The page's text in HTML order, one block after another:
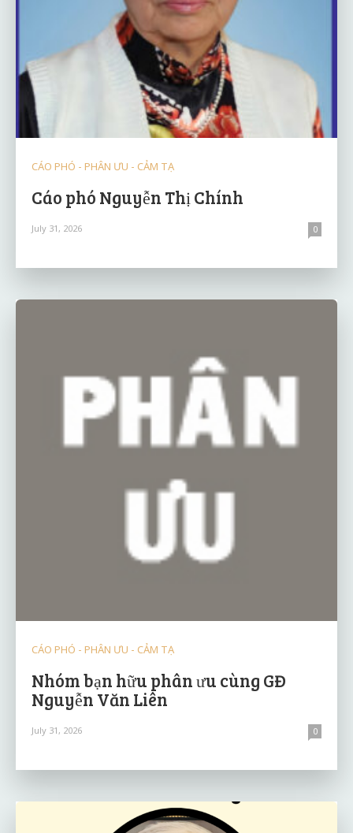
CÁO PHÓ - PHÂN ƯU - CẢM TẠ
Cáo phó Nguyễn Thị Chính
July 31, 2026 0
CÁO PHÓ - PHÂN ƯU - CẢM TẠ
Nhóm bạn hữu phân ưu cùng GĐ
Nguyễn Văn Liên
July 31, 2026 0